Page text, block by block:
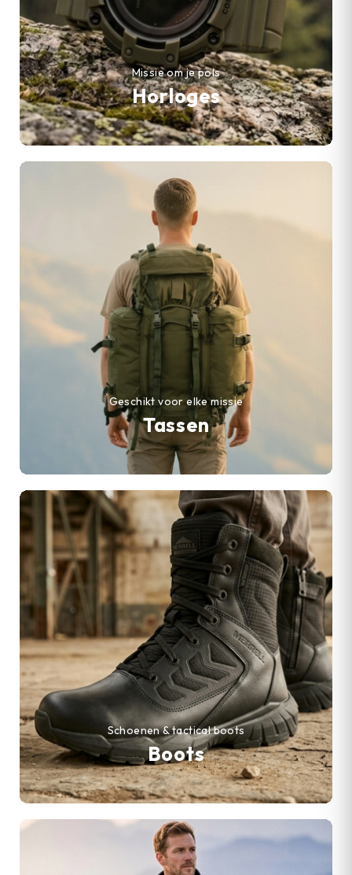
Horloges
Missie om je pols
Tassen
Geschikt voor elke missie
Boots
Schoenen & tactical boots